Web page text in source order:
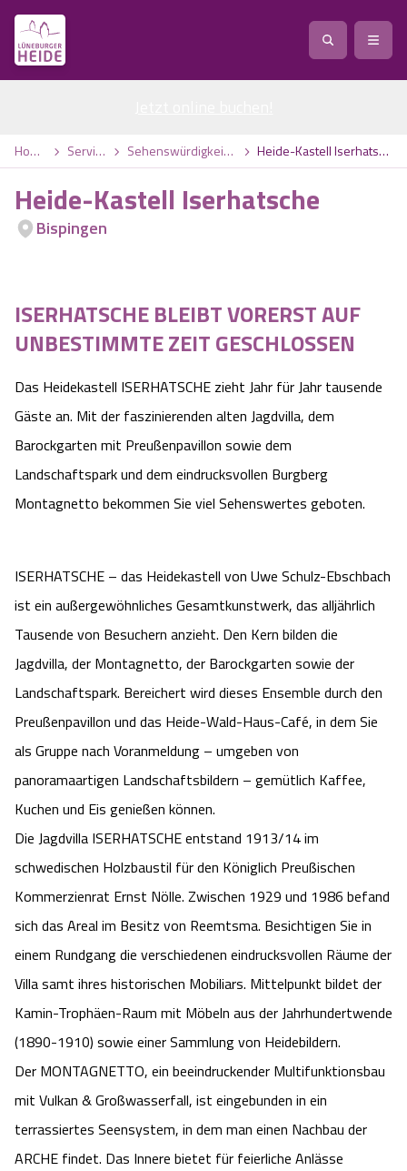
Service
Region / Orte
Ausflugsziele
Heideflächen
Freizeitparks
Städte
Hotels
Ferienhäuser
Pensionen
Camping
Urlaub auf dem Bauernhof
Last Minute
Anreise
Kataloge
Natur
Natur
Heideflächen
Naturpark Südheide
Naturerlebnis im Frühling
Naturerlebnis im Herbst
Naturerlebnis im Winter
Ausflugsziele
Fahrrad Urlaub
Reiten
Kutschen
Tiere
HeideSpezialitäten
Unterkünfte
Naturhotels
Heide Park Resort
Quad Bahn Bispingen
Kletterparks
Abenteuerlabyrinth
Heide Himmel Baumwipfelpfad
Adventure Schnucken Golf
Weltvogelpark Walsrode
Wildpark Lüneburger Heide
Wildpark Schwarze Berge
Otter Zentrum
Snow World Bispingen
Ralf Schumacher Kart & Bowl
Das verrückte Haus
Vital
Wellness
Vegan, Fasten & Co.
Balance
Wellness-Kurzurlaub
Wellness-Unterkünfte
Hotels mit Schwimmbad
THERMEplus® Unterkünfte
Veranstaltungen
Stadt
Stadt
Die Hansestadt Lüneburg
Sehenswürdigkeiten Lüneburg
Unterkünfte Lüneburg
Veranstaltungen & Führungen Lüneburg
Die Residenzstadt Celle
Shopping Celle
Kulinarisches Celle
Unterkünfte Celle
Veranstaltungen & Führungen Celle
Barriere­freiheits-Einstell­ungen
Hoher Kontrast Modus:
Schriftgröße: A A
Anreise Abreise
Ort
Suchen
Home Service Sehenswürdigkeiten Heide-Kastell Iserhatsche
Heide-Kastell Iserhatsche
Bispingen
ISERHATSCHE BLEIBT VORERST AUF
UNBESTIMMTE ZEIT GESCHLOSSEN
Das Heidekastell ISERHATSCHE zieht Jahr für Jahr tausende
Gäste an. Mit der faszinierenden alten Jagdvilla, dem
Barockgarten mit Preußenpavillon sowie dem
Landschaftspark und dem eindrucksvollen Burgberg
Montagnetto bekommen Sie viel Sehenswertes geboten.
ISERHATSCHE – das Heidekastell von Uwe Schulz-Ebschbach
ist ein außergewöhnliches Gesamtkunstwerk, das alljährlich
Tausende von Besuchern anzieht. Den Kern bilden die
Jagdvilla, der Montagnetto, der Barockgarten sowie der
Landschaftspark. Bereichert wird dieses Ensemble durch den
Preußenpavillon und das Heide-Wald-Haus-Café, in dem Sie
als Gruppe nach Voranmeldung – umgeben von
panoramaartigen Landschaftsbildern – gemütlich Kaffee,
Kuchen und Eis genießen können.
Die Jagdvilla ISERHATSCHE entstand 1913/14 im
schwedischen Holzbaustil für den Königlich Preußischen
Kommerzienrat Ernst Nölle. Zwischen 1929 und 1986 befand
sich das Areal im Besitz von Reemtsma. Besichtigen Sie in
einem Rundgang die verschiedenen eindrucksvollen Räume der
Villa samt ihres historischen Mobiliars. Mittelpunkt bildet der
Kamin-Trophäen-Raum mit Möbeln aus der Jahrhundertwende
(1890-1910) sowie einer Sammlung von Heidebildern.
Der MONTAGNETTO, ein beeindruckender Multifunktionsbau
mit Vulkan & Großwasserfall, ist eingebunden in ein
terrassiertes Seensystem, in dem man einen Nachbau der
ARCHE findet. Das Innere bietet für feierliche Anlässe